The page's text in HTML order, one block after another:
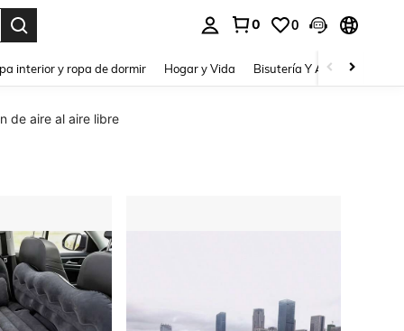
0 0
interior y ropa de dormir Hogar y Vida Bisutería Y Accesorios
de aire al aire libre